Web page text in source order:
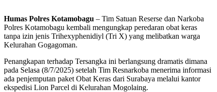
Humas Polres Kotamobagu – Tim Satuan Reserse dan Narkoba
Polres Kotamobagu kembali mengungkap peredaran obat keras
tanpa izin jenis Trihexyphenidiyl (Tri X) yang melibatkan warga
Kelurahan Gogagoman.
Penangkapan terhadap Tersangka ini berlangsung dramatis dimana
pada Selasa (8/7/2025) setelah Tim Resnarkoba menerima informasi
ada penjemputan paket Obat Keras dari Surabaya melalui kantor
ekspedisi Lion Parcel di Kelurahan Mogolaing.